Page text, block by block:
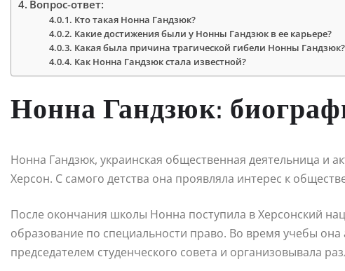
Вопрос-ответ:
Кто такая Нонна Гандзюк?
Какие достижения были у Нонны Гандзюк в ее карьере?
Какая была причина трагической гибели Нонны Гандзюк?
Как Нонна Гандзюк стала известной?
Нонна Гандзюк:
Нонна Гандзюк, украинская общественная деятельница и
Херсон. С самого детства она проявляла интерес к
После окончания школы Нонна поступила в Херсонский
образование по специальности право. Во время учебы
председателем студенческого совета и организовывала